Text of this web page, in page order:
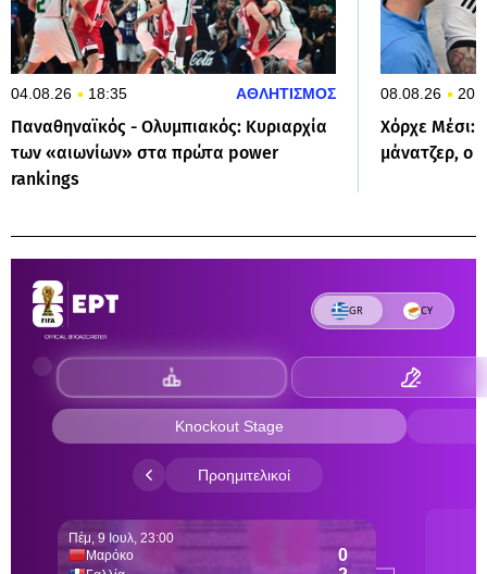
04.08.26 18:35 ΑΘΛΗΤΙΣΜΟΣ
Παναθηναϊκός - Ολυμπιακός: Κυριαρχία
των «αιωνίων» στα πρώτα power
rankings
08.08.26
Χόρχε Μέσι:
μάνατζερ, ο